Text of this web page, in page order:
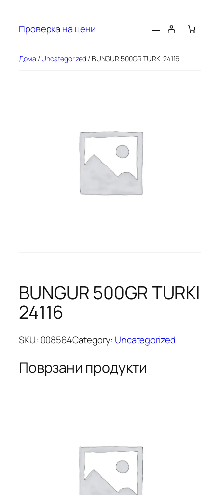
содржината
Проверка на цени
Дома /Uncategorized / BUNGUR 500GR TURKI 24116
BUNGUR 500GR TURKI
24116
SKU: 008564Category: Uncategorized
Поврзани продукти